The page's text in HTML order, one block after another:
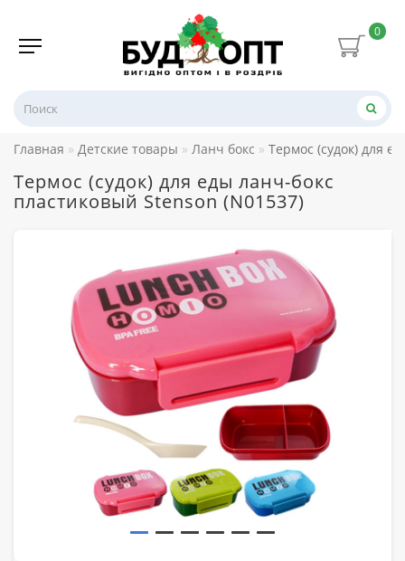
0
Главная Детские товары Ланч бокс Термос (судок) для
Термос (судок) для еды ланч-бокс
пластиковый Stenson (N01537)